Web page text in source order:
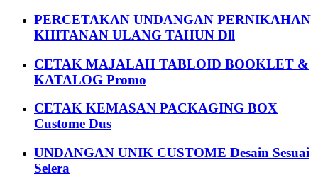
PERCETAKAN UNDANGAN PERNIKAHAN
KHITANAN ULANG TAHUN Dll
CETAK MAJALAH TABLOID BOOKLET &
KATALOG Promo
CETAK KEMASAN PACKAGING BOX
Custome Dus
UNDANGAN UNIK CUSTOME Desain Sesuai
Selera